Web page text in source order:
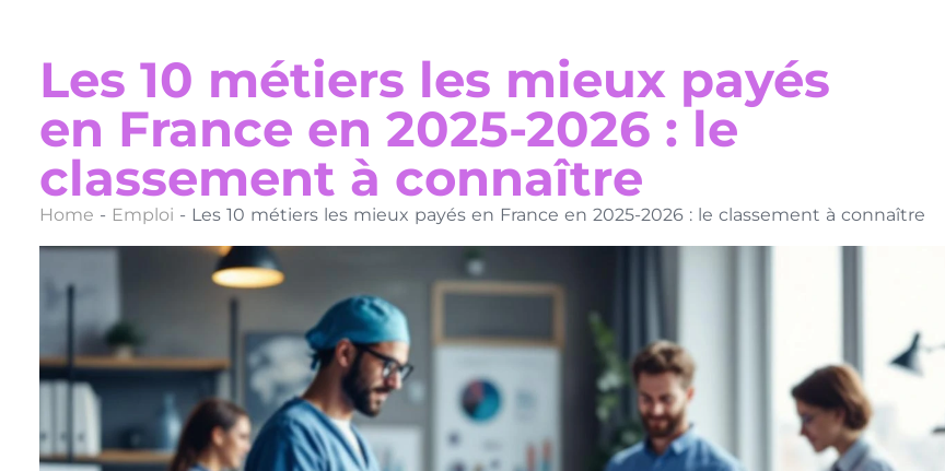
Les 10 métiers les mieux payés
en France en 2025-2026 : le
classement à connaître
Home - Emploi - Les 10 métiers les mieux payés en France en 2025-2026 : le classement à connaître